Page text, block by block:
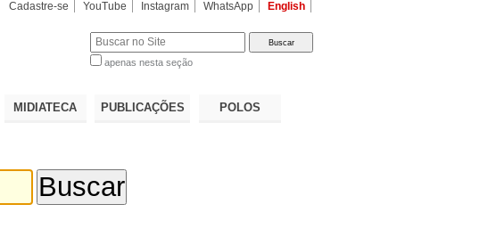
Cadastre-se YouTube Instagram WhatsApp English
apenas nesta seção
MIDIATECA PUBLICAÇÕES POLOS